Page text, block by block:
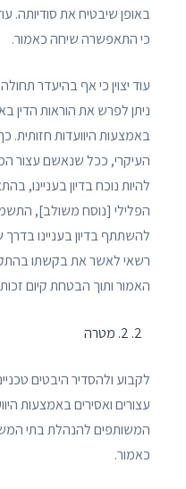
באופן שיבטיח את סודיותה.
כי התאפשרה שיחה כאמור.
עוד יצוין כי אף בהיעדר
ניתן לפרש את הוראות הדין
באמצעות היוועדות חזותית.
העיקרי, ככל שנאשם עצור
להשתתף בדיון בעניינו
רשאי לאשר את בקשתו
האמור ותוך הבטחת קיום זכות
2. מטרה
לקבוע ולהסדיר היבטים
עצורים ואסירים באמצעות
המשותפים להנהלת בתי
כאמור.